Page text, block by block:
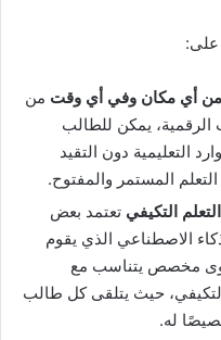
على:
من أي مكان وفي أي وقت من
الرقمية، يمكن للطالب
التعليمية دون التقيد
المستمر والمفتوح.
التكيفي تعتمد بعض
الاصطناعي الذي يقوم
مخصص يتناسب مع
حيث يتلقى كل طالب
له.